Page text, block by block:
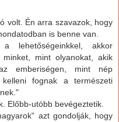
volt. Én arra szavazok, hogy
is benne van.
lehetőségeinkkel, akkor
mint olyanokat, akik
emberiségen, mint nép
fognak a természeti
Előbb-utóbb bevégeztetik.
azt gondolják, hogy